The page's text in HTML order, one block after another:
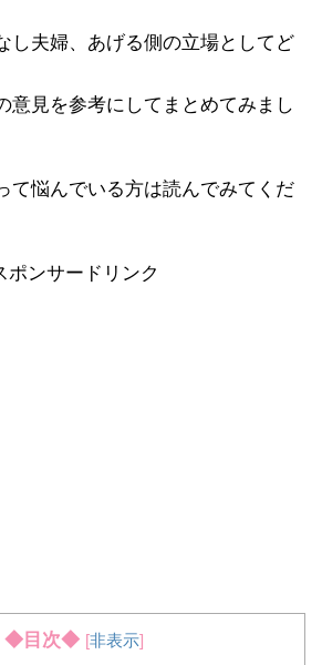
し夫婦、あげる側の立場としてど
意見を参考にしてまとめてみまし
て悩んでいる方は読んでみてくだ
ポンサードリンク
◆目次◆ [非表示]